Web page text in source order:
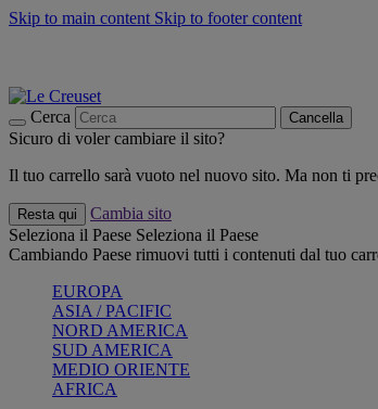
Skip to main content Skip to footer content
Cerca Cancella
Sicuro di voler cambiare il sito?
Il tuo carrello sarà vuoto nel nuovo sito. Ma non ti
Resta qui
Cambia sito
Seleziona il Paese Seleziona il Paese
Cambiando Paese rimuovi tutti i contenuti dal tuo
EUROPA
ASIA / PACIFIC
NORD AMERICA
SUD AMERICA
MEDIO ORIENTE
AFRICA